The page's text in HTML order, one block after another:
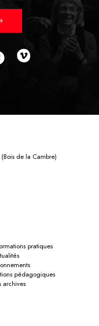
de la Cambre)
pratiques
pédagogiques
archives